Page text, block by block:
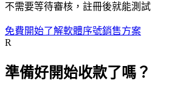
不需要等待審核，註冊後就能測試
免費開始了解軟體序號銷售方案
R
準備好開始收款了嗎？